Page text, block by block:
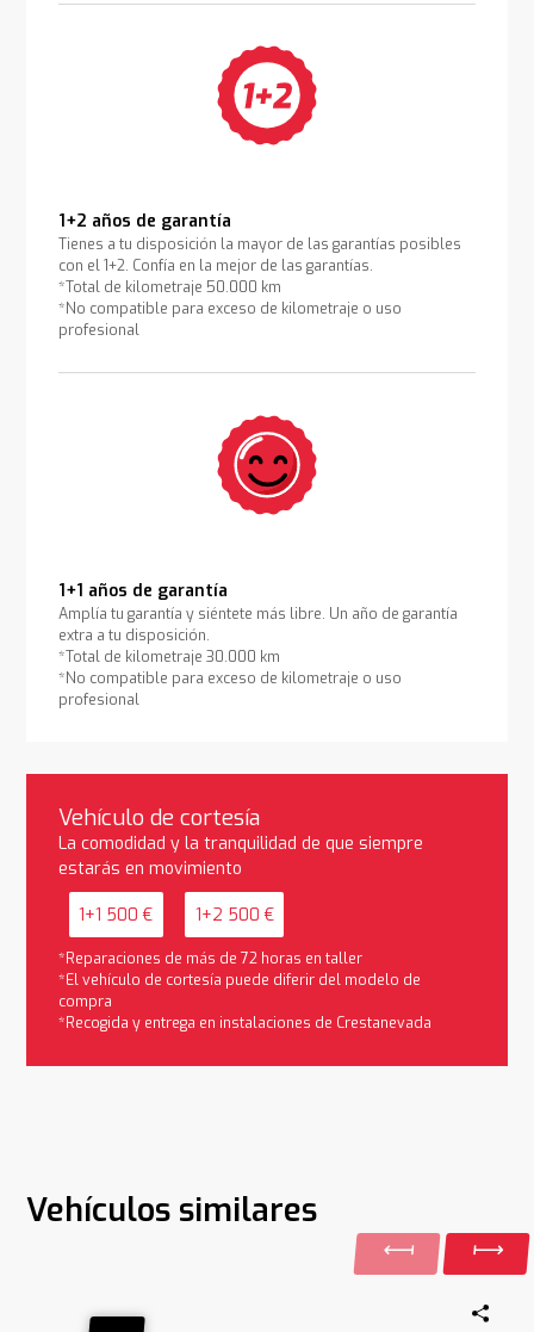
1+2 años de garantía
Tienes a tu disposición la mayor de las garantías posibles
con el 1+2. Confía en la mejor de las garantías.
*Total de kilometraje 50.000 km
*No compatible para exceso de kilometraje o uso
profesional
1+1 años de garantía
Amplía tu garantía y siéntete más libre. Un año de garantía
extra a tu disposición.
*Total de kilometraje 30.000 km
*No compatible para exceso de kilometraje o uso
profesional
Vehículo de cortesía
La comodidad y la tranquilidad de que siempre
estarás en movimiento
1+1 500 € 1+2 500 €
*Reparaciones de más de 72 horas en taller
*El vehículo de cortesía puede diferir del modelo de
compra
*Recogida y entrega en instalaciones de Crestanevada
Vehículos similares